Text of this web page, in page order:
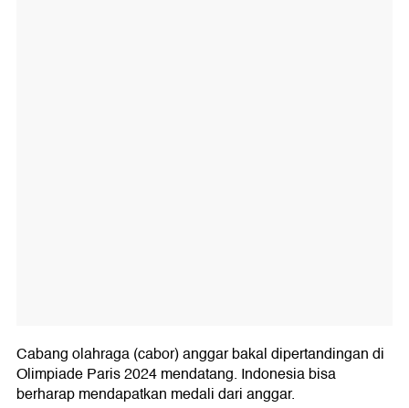
Cabang olahraga (cabor) anggar bakal dipertandingan di
Olimpiade Paris 2024 mendatang. Indonesia bisa
berharap mendapatkan medali dari anggar.